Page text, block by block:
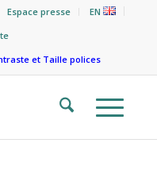
Espace presse
EN
et Taille polices